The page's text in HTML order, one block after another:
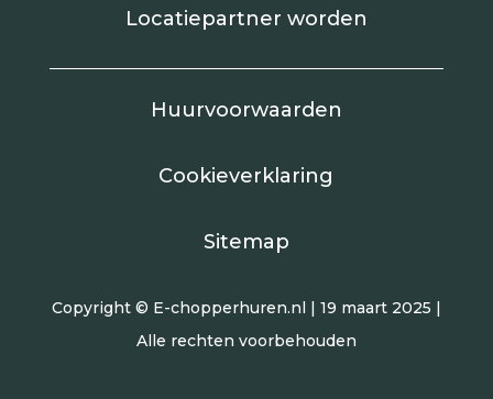
Locatiepartner worden
Huurvoorwaarden
Cookieverklaring
Sitemap
Copyright © E-chopperhuren.nl | 19 maart 2025 |
Alle rechten voorbehouden